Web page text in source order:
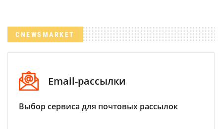
CNEWSMARKET
Email-рассылки
Выбор сервиса для почтовых рассылок